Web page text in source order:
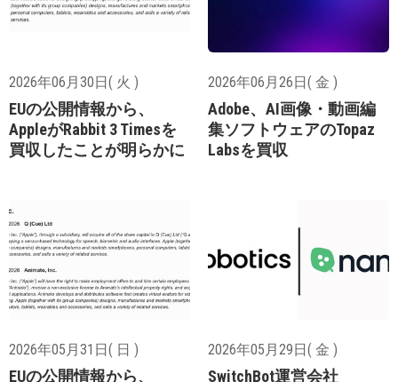
2026年06月30日( 火 )
EUの公開情報から、
AppleがRabbit 3 Timesを
買収したことが明らかに
2026年06月26日( 金 )
Adobe、AI画像・動画編
集ソフトウェアのTopaz
Labsを買収
2026年05月31日( 日 )
EUの公開情報から、
2026年05月29日( 金 )
SwitchBot運営会社